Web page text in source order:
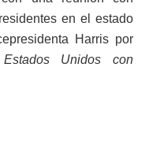
en el estado
Harris por
Unidos con